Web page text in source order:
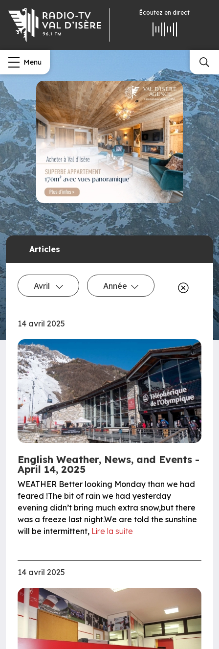
Écoutez en direct
Menu
Articles
Avril Année
14 avril 2025
English Weather, News, and Events -
April 14, 2025
WEATHER Better looking Monday than we had
feared !The bit of rain we had yesterday
evening didn’t bring much extra snow,but there
was a freeze last night.We are told the sunshine
will be intermittent, Lire la suite
14 avril 2025